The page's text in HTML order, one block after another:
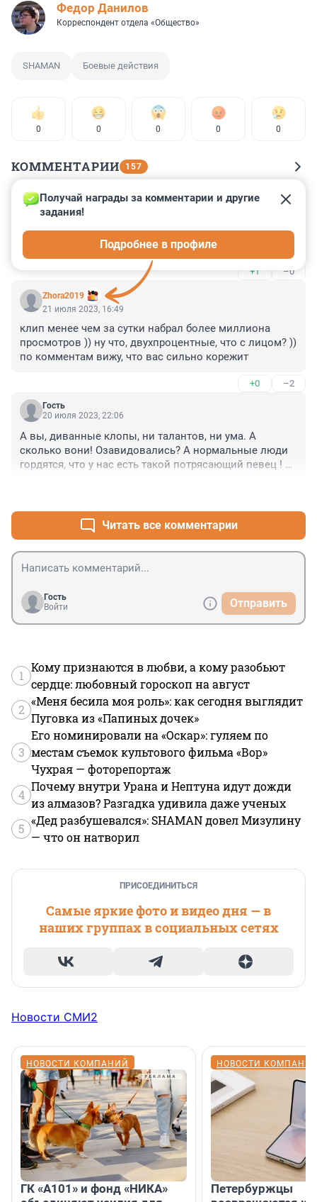
Федор Данилов
Корреспондент отдела «Общество»
SHAMAN Боевые действия
0 0 0 0 0
КОММЕНТАРИИ 157
Гость
21 июля 2023, 17:06
Название песни перевести если на дойч получится
+1 –0
Zhora2019
Получай награды за комментарии и другие
задания!
Подробнее в профиле
21 июля 2023, 16:49
клип менее чем за сутки набрал более миллиона
просмотров )) ну что, двухпроцентные, что с лицом? ))
по комментам вижу, что вас сильно корежит
+0 –2
Гость
20 июля 2023, 22:06
А вы, диванные клопы, ни талантов, ни ума. А
сколько вони! Озавидовались? А нормальные люди
гордятся, что у нас есть такой потрясающий певец !
Читать все комментарии
Гость
Войти
Отправить
1
Кому признаются в любви, а кому разобьют
сердце: любовный гороскоп на август
2
«Меня бесила моя роль»: как сегодня выглядит
Пуговка из «Папиных дочек»
3
Его номинировали на «Оскар»: гуляем по
местам съемок культового фильма «Вор»
Чухрая — фоторепортаж
4
Почему внутри Урана и Нептуна идут дожди
из алмазов? Разгадка удивила даже ученых
5
«Дед разбушевался»: SHAMAN довел Мизулину
— что он натворил
ПРИСОЕДИНИТЬСЯ
Самые яркие фото и видео дня — в
наших группах в социальных сетях
Новости СМИ2
НОВОСТИ КОМПАНИЙ
ГК «А101» и фонд «НИКА»
НОВОСТИ
Петербуржцы